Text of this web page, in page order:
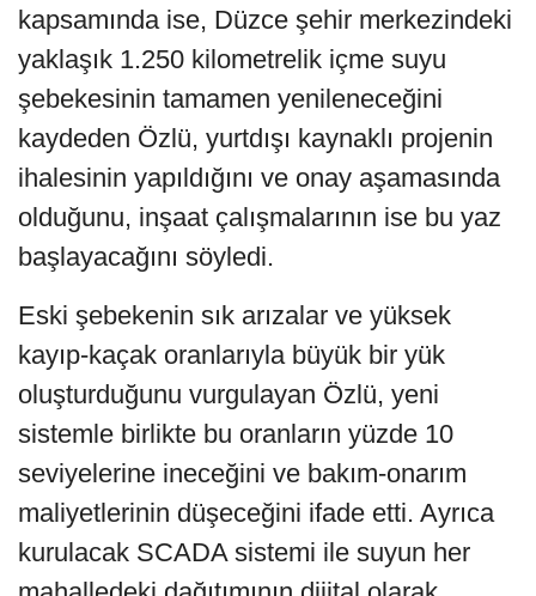
kapsamında ise, Düzce şehir merkezindeki
yaklaşık 1.250 kilometrelik içme suyu
şebekesinin tamamen yenileneceğini
kaydeden Özlü, yurtdışı kaynaklı projenin
ihalesinin yapıldığını ve onay aşamasında
olduğunu, inşaat çalışmalarının ise bu yaz
başlayacağını söyledi.
Eski şebekenin sık arızalar ve yüksek
kayıp-kaçak oranlarıyla büyük bir yük
oluşturduğunu vurgulayan Özlü, yeni
sistemle birlikte bu oranların yüzde 10
seviyelerine ineceğini ve bakım-onarım
maliyetlerinin düşeceğini ifade etti. Ayrıca
kurulacak SCADA sistemi ile suyun her